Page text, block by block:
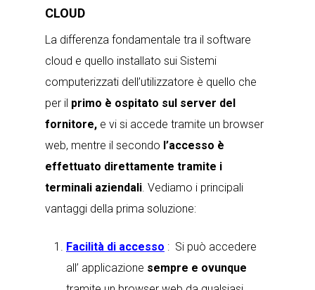
CLOUD
La differenza fondamentale tra il software
cloud e quello installato sui Sistemi
computerizzati dell’utilizzatore è quello che
per il primo è ospitato sul server del
fornitore, e vi si accede tramite un browser
web, mentre il secondo l’accesso è
effettuato direttamente tramite i
terminali aziendali. Vediamo i principali
vantaggi della prima soluzione:
Facilità di accesso : Si può accedere
all’ applicazione sempre e ovunque